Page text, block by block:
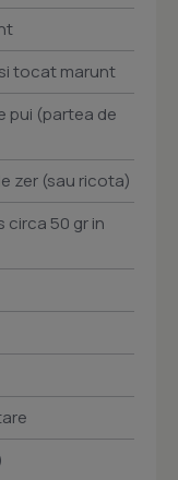
tocat marunt
pui (partea de
zer (sau ricota)
circa 50 gr in